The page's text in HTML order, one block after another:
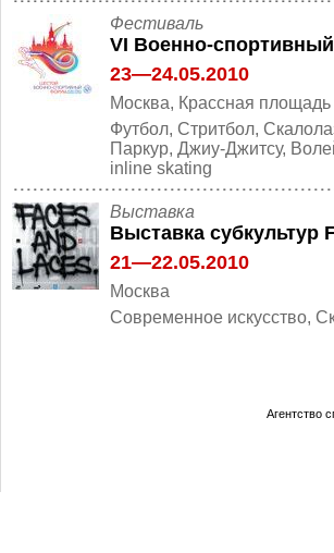
Фестиваль
VI Военно-
23—24.05.2010
Москва, Крассная площадь
Футбол, Стритбол,
Паркур, Джиу-Джитсу,
inline skating
Выставка
Выставка субкультур
21—22.05.2010
Москва
Современное искусство,
Агентство